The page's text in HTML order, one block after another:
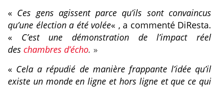
« Ces gens agissent parce qu’ils sont convaincus
qu’une élection a été volée« , a commenté DiResta.
« C’est une démonstration de l’impact réel
des chambres d’écho. »
« Cela a répudié de manière frappante l’idée qu’il
existe un monde en ligne et hors ligne et que ce qui